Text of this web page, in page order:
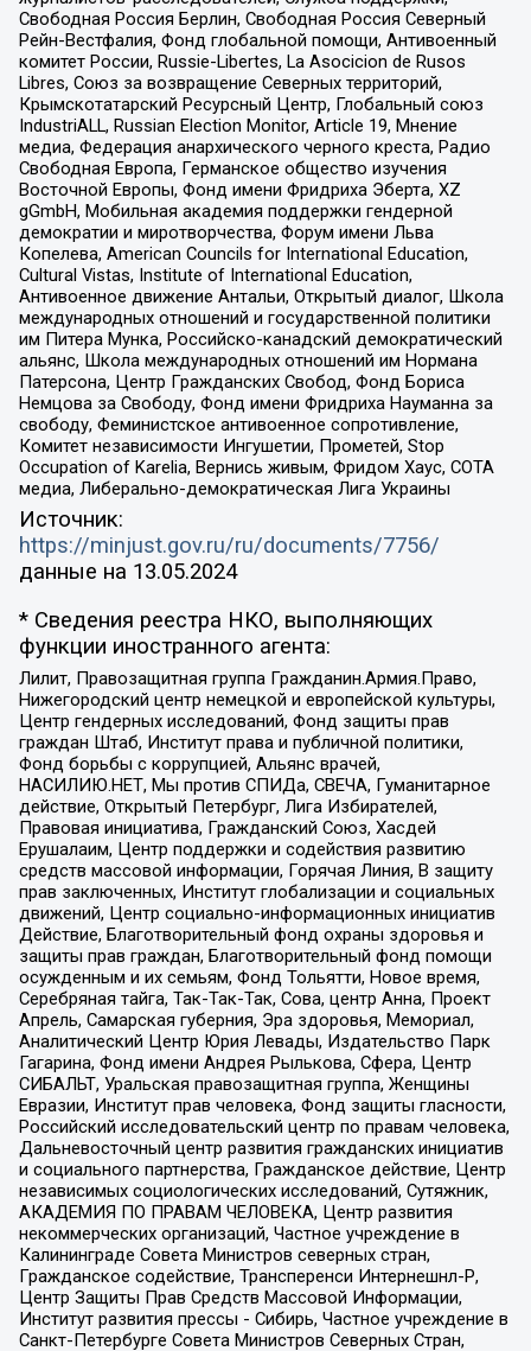
Свободная Россия Берлин, Свободная Россия Северный
Рейн-Вестфалия, Фонд глобальной помощи, Антивоенный
комитет России, Russie-Libertes, La Asocicion de Rusos
Libres, Союз за возвращение Северных территорий,
Крымскотатарский Ресурсный Центр, Глобальный союз
IndustriALL, Russian Election Monitor, Article 19, Мнение
медиа, Федерация анархического черного креста, Радио
Свободная Европа, Германское общество изучения
Восточной Европы, Фонд имени Фридриха Эберта, XZ
gGmbH, Мобильная академия поддержки гендерной
демократии и миротворчества, Форум имени Льва
Копелева, American Councils for International Education,
Cultural Vistas, Institute of International Education,
Антивоенное движение Антальи, Открытый диалог, Школа
международных отношений и государственной политики
им Питера Мунка, Российско-канадский демократический
альянс, Школа международных отношений им Нормана
Патерсона, Центр Гражданских Свобод, Фонд Бориса
Немцова за Свободу, Фонд имени Фридриха Науманна за
свободу, Феминистское антивоенное сопротивление,
Комитет независимости Ингушетии, Прометей, Stop
Occupation of Karelia, Вернись живым, Фридом Хаус, СОТА
медиа, Либерально-демократическая Лига Украины
Источник:
https://minjust.gov.ru/ru/documents/7756/
данные на 13.05.2024
* Сведения реестра НКО, выполняющих
функции иностранного агента:
Лилит, Правозащитная группа Гражданин.Армия.Право,
Нижегородский центр немецкой и европейской культуры,
Центр гендерных исследований, Фонд защиты прав
граждан Штаб, Институт права и публичной политики,
Фонд борьбы с коррупцией, Альянс врачей,
НАСИЛИЮ.НЕТ, Мы против СПИДа, СВЕЧА, Гуманитарное
действие, Открытый Петербург, Лига Избирателей,
Правовая инициатива, Гражданский Союз, Хасдей
Ерушалаим, Центр поддержки и содействия развитию
средств массовой информации, Горячая Линия, В защиту
прав заключенных, Институт глобализации и социальных
движений, Центр социально-информационных инициатив
Действие, Благотворительный фонд охраны здоровья и
защиты прав граждан, Благотворительный фонд помощи
осужденным и их семьям, Фонд Тольятти, Новое время,
Серебряная тайга, Так-Так-Так, Сова, центр Анна, Проект
Апрель, Самарская губерния, Эра здоровья, Мемориал,
Аналитический Центр Юрия Левады, Издательство Парк
Гагарина, Фонд имени Андрея Рылькова, Сфера, Центр
СИБАЛЬТ, Уральская правозащитная группа, Женщины
Евразии, Институт прав человека, Фонд защиты гласности,
Российский исследовательский центр по правам человека,
Дальневосточный центр развития гражданских инициатив
и социального партнерства, Гражданское действие, Центр
независимых социологических исследований, Сутяжник,
АКАДЕМИЯ ПО ПРАВАМ ЧЕЛОВЕКА, Центр развития
некоммерческих организаций, Частное учреждение в
Калининграде Совета Министров северных стран,
Гражданское содействие, Трансперенси Интернешнл-Р,
Центр Защиты Прав Средств Массовой Информации,
Институт развития прессы - Сибирь, Частное учреждение в
Санкт-Петербурге Совета Министров Северных Стран,